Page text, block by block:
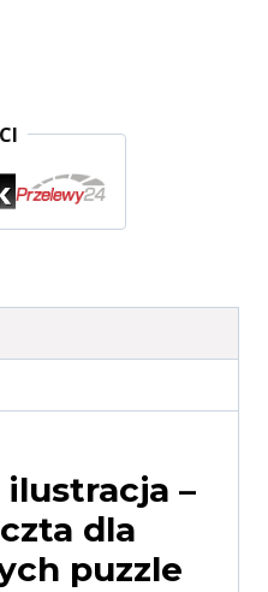
–
dla
puzzle